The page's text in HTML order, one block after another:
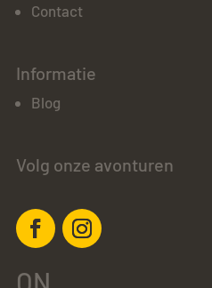
Contact
Informatie
Blog
Volg onze avonturen